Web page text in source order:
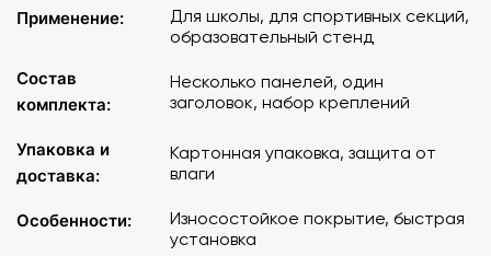
Применение:
Для школы, для спортивных секций,
образовательный стенд
Состав
комплекта:
Несколько панелей, один
заголовок, набор креплений
Упаковка и
доставка:
Картонная упаковка, защита от
влаги
Особенности:
Износостойкое покрытие, быстрая
установка